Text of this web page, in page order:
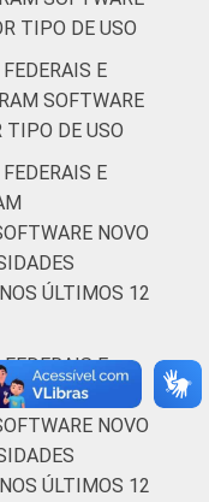
TIPO DE USO
E
SOFTWARE
TIPO DE USO
E
NOVO
ÚLTIMOS 12
E
NOVO
ÚLTIMOS 12